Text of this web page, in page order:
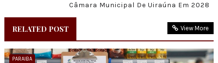
Câmara Municipal De Uiraúna Em 2028
RELATED POST View More
PARAIBA